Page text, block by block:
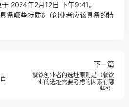
于 2024年2月12日 下午9:41。
备哪些特质6（创业者应该具备的特
下一篇
餐饮创业者的选址原则是（餐饮
业的选址需要考虑的因素有哪
些?）